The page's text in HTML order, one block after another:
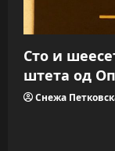
Сто и
штета од
Снежа